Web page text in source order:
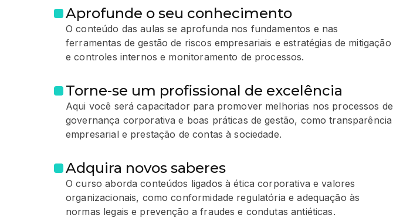
Aprofunde o seu conhecimento
O conteúdo das aulas se aprofunda nos fundamentos e nas
ferramentas de gestão de riscos empresariais e estratégias de mitigação
e controles internos e monitoramento de processos.
Torne-se um profissional de excelência
Aqui você será capacitador para promover melhorias nos processos de
governança corporativa e boas práticas de gestão, como transparência
empresarial e prestação de contas à sociedade.
Adquira novos saberes
O curso aborda conteúdos ligados à ética corporativa e valores
organizacionais, como conformidade regulatória e adequação às
normas legais e prevenção a fraudes e condutas antiéticas.